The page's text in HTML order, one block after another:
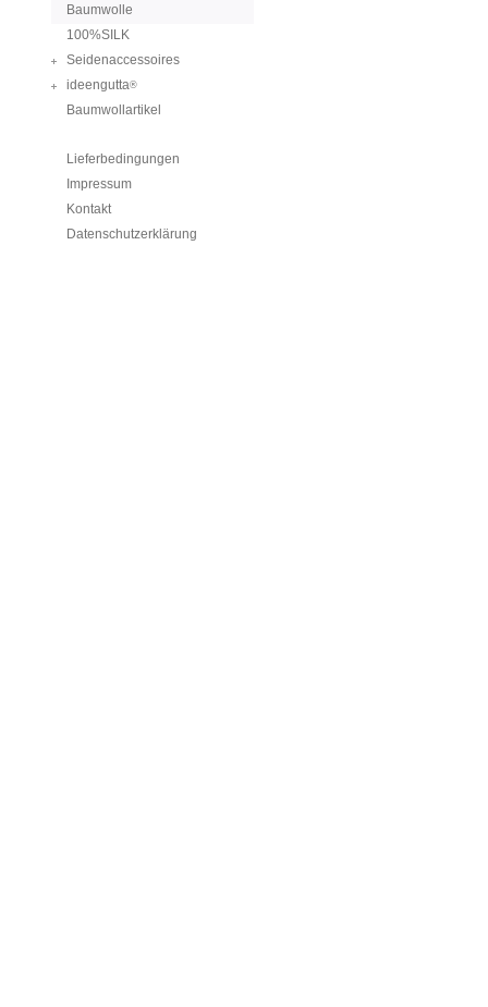
Baumwolle
100%SILK
Seidenaccessoires
ideengutta®
Baumwollartikel
Lieferbedingungen
Impressum
Kontakt
Datenschutzerklärung